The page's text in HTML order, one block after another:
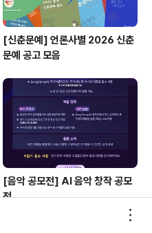
[신춘문예] 언론사별 2026 신춘
문예 공고 모음
[음악 공모전] AI 음악 창작 공모
전